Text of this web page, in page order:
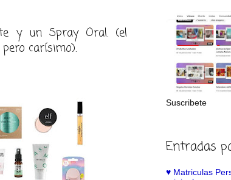
y un Spray Oral. (el
carísimo).
Suscribete
Entradas
♥️ Matriculas